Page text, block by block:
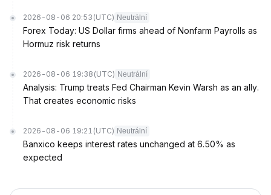
2026-08-06 20:53 (UTC) Neutrální
Forex Today: US Dollar firms ahead of Nonfarm Payrolls as
Hormuz risk returns
2026-08-06 19:38 (UTC) Neutrální
Analysis: Trump treats Fed Chairman Kevin Warsh as an ally.
That creates economic risks
2026-08-06 19:21 (UTC) Neutrální
Banxico keeps interest rates unchanged at 6.50% as
expected